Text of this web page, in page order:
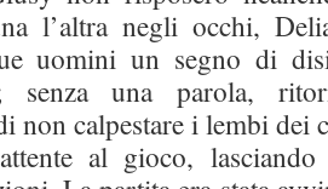
l’altra negli occhi,
uomini un segno di
senza una parola,
non calpestare i lembi dei
al gioco,